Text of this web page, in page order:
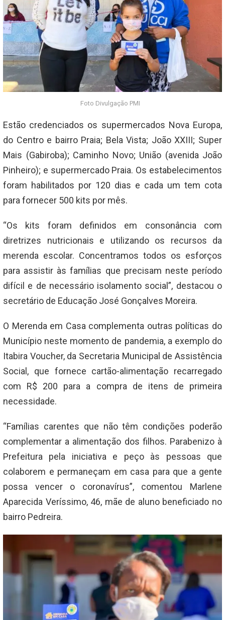
Foto Divulgação PMI
Estão credenciados os supermercados Nova Europa,
do Centro e bairro Praia; Bela Vista; João XXIII; Super
Mais (Gabiroba); Caminho Novo; União (avenida João
Pinheiro); e supermercado Praia. Os estabelecimentos
foram habilitados por 120 dias e cada um tem cota
para fornecer 500 kits por mês.
“Os kits foram definidos em consonância com
diretrizes nutricionais e utilizando os recursos da
merenda escolar. Concentramos todos os esforços
para assistir às famílias que precisam neste período
difícil e de necessário isolamento social”, destacou o
secretário de Educação José Gonçalves Moreira.
O Merenda em Casa complementa outras políticas do
Município neste momento de pandemia, a exemplo do
Itabira Voucher, da Secretaria Municipal de Assistência
Social, que fornece cartão-alimentação recarregado
com R$ 200 para a compra de itens de primeira
necessidade.
“Famílias carentes que não têm condições poderão
complementar a alimentação dos filhos. Parabenizo à
Prefeitura pela iniciativa e peço às pessoas que
colaborem e permaneçam em casa para que a gente
possa vencer o coronavírus”, comentou Marlene
Aparecida Veríssimo, 46, mãe de aluno beneficiado no
bairro Pedreira.